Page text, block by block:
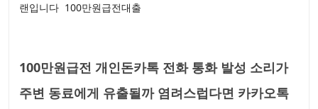
랜입니다 100만원급전대출
100만원급전 개인돈카톡 전화 통화 발성 소리가
주변 동료에게 유출될까 염려스럽다면 카카오톡